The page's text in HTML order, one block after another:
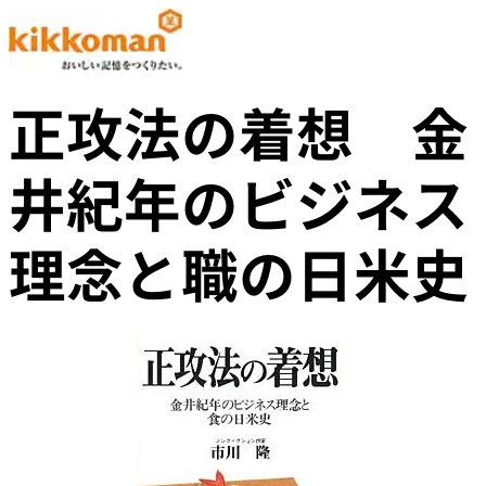
正攻法の着想 金
井紀年のビジネス
理念と職の日米史